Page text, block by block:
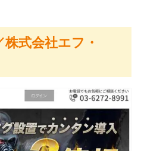
式会社エフ・